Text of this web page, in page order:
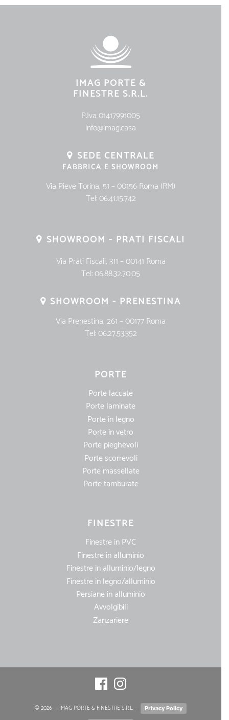
IMAG PORTE &
FINESTRE S.R.L.
P.Iva 01417991005
info@imag.casa
SEDE CENTRALE
FABBRICA E SHOWROOM
Via Pieve Torina, 51 – 00156 Roma (RM)
Tel:06.41.15.742
SHOWROOM - PRATI FISCALI
Via Prati Fiscali, 311 – 00141 Roma
Tel:06.88.32.70.05
SHOWROOM - PRENESTINA
Via Prenestina, 261 – 00177 Roma
Tel:06.27.53.352
PORTE
Porte laccate
Porte laminate
Porte in legno
Porte in vetro
Porte pieghevoli
Porte scorrevoli
Porte massellate
Porte tamburate
FINESTRE
Finestre in PVC
Finestre in alluminio
Finestre in alluminio/legno
Finestre in legno/alluminio
Persiane in alluminio
Avvolgibili
Zanzariere
FacebookInstagram
© 2026 – IMAG PORTE & FINESTRE S.R.L. – Privacy Policy